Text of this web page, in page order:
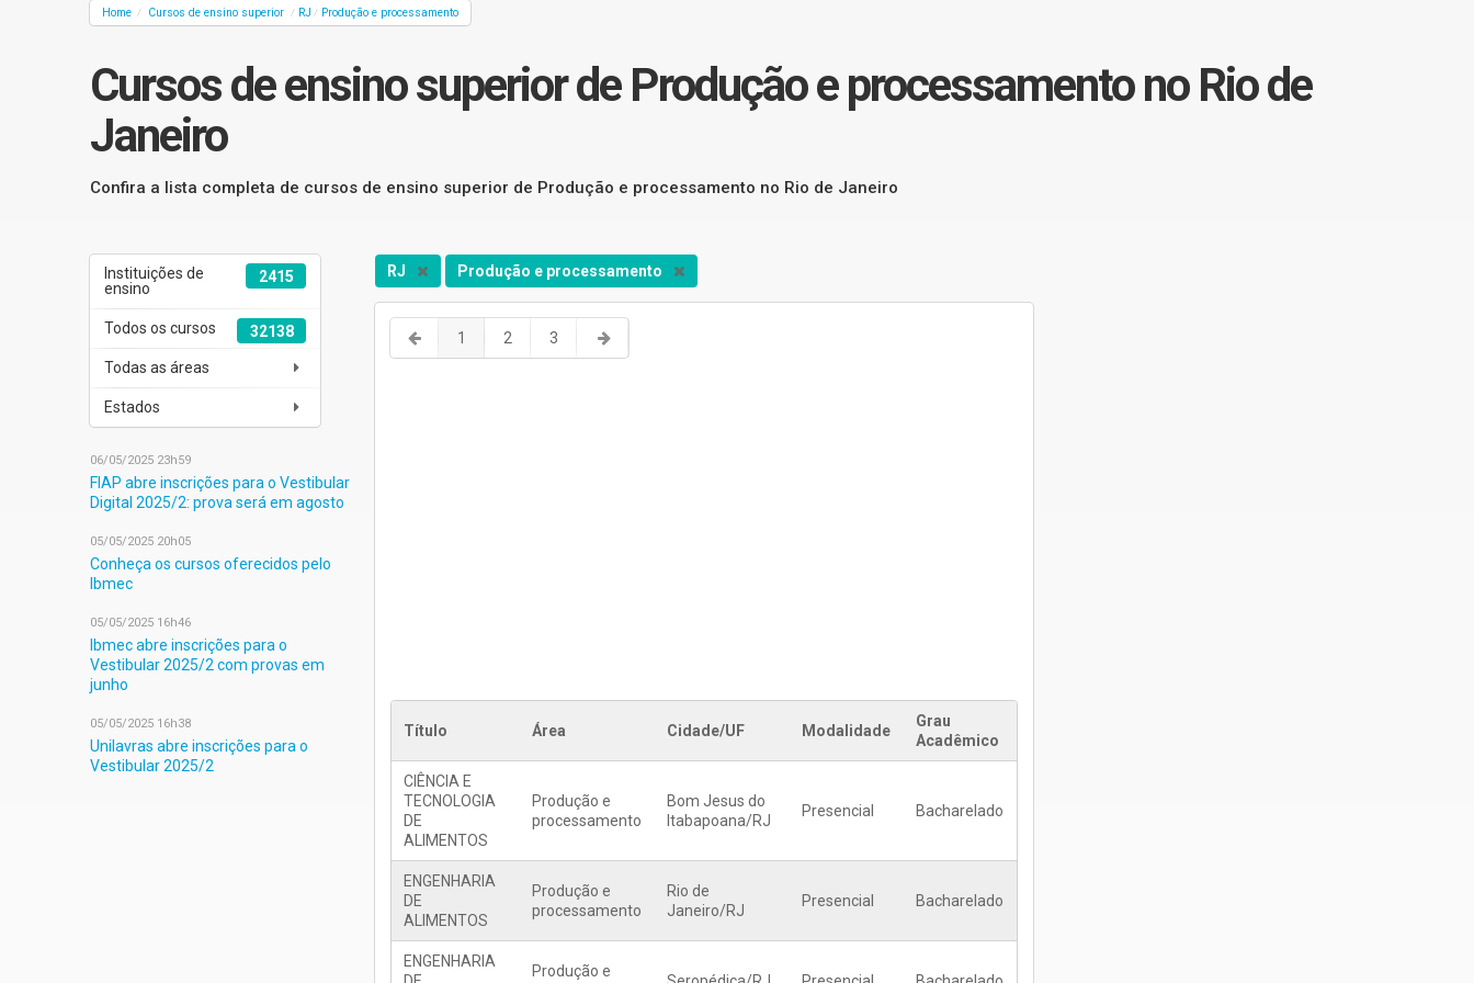
Home / Cursos de ensino superior / RJ / Produção e processamento
Cursos de ensino superior de Produção e processamento no Rio de
Janeiro
Confira a lista completa de cursos de ensino superior de Produção e processamento no Rio de Janeiro
2415
Instituições de
ensino
32138
Todos os cursos
Todas as áreas
Estados
06/05/2025 23h59
FIAP abre inscrições para o Vestibular
Digital 2025/2: prova será em agosto
05/05/2025 20h05
Conheça os cursos oferecidos pelo
Ibmec
05/05/2025 16h46
Ibmec abre inscrições para o
Vestibular 2025/2 com provas em
junho
05/05/2025 16h38
Unilavras abre inscrições para o
Vestibular 2025/2
RJ Produção e processamento
1 2 3
Título Área Cidade/UF Modalidade
Grau
Acadêmico
CIÊNCIA E
TECNOLOGIA
DE
ALIMENTOS
Produção e
processamento
Bom Jesus do
Itabapoana/RJ
Presencial Bacharelado
ENGENHARIA
DE
ALIMENTOS
Produção e
processamento
Rio de
Janeiro/RJ
Presencial Bacharelado
ENGENHARIA
Produção e